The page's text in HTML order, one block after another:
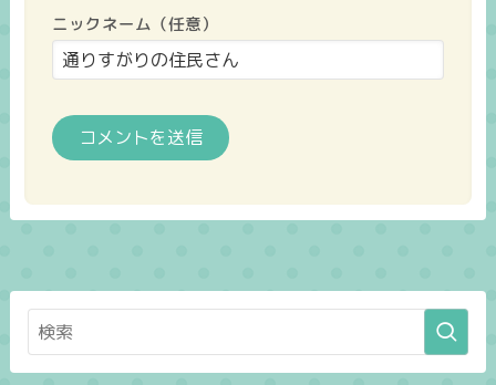
ニックネーム（任意）